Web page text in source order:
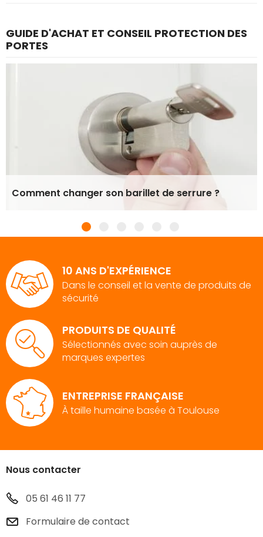
GUIDE D'ACHAT ET CONSEIL PROTECTION DES
PORTES
Comment changer son barillet de serrure ?
10 ANS D'EXPÉRIENCE
Dans le conseil et la vente de produits de
sécurité
PRODUITS DE QUALITÉ
Sélectionnés avec soin auprès de
marques expertes
ENTREPRISE FRANÇAISE
À taille humaine basée à Toulouse
Nous contacter
05 61 46 11 77
Formulaire de contact